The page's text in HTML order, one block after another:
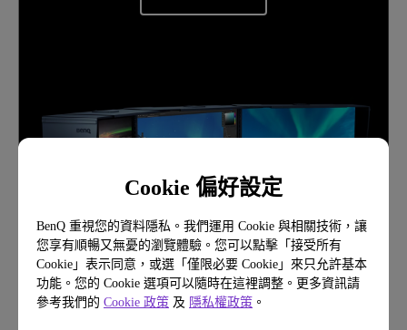
Cookie 偏好設定
BenQ 重視您的資料隱私。我們運用 Cookie 與相關技術，讓
您享有順暢又無憂的瀏覽體驗。您可以點擊「接受所有
Cookie」表示同意，或選「僅限必要 Cookie」來只允許基本
功能。您的 Cookie 選項可以隨時在這裡調整。更多資訊請
參考我們的 Cookie 政策 及 隱私權政策 。